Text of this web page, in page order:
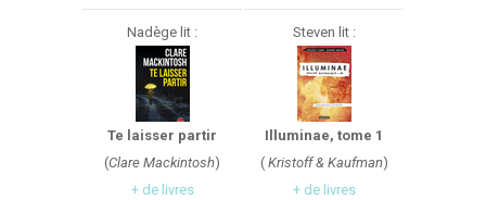
Nadège lit :
Te laisser partir
(Clare Mackintosh)
+ de livres
Steven lit :
Illuminae, tome 1
(Kristoff & Kaufman)
+ de livres